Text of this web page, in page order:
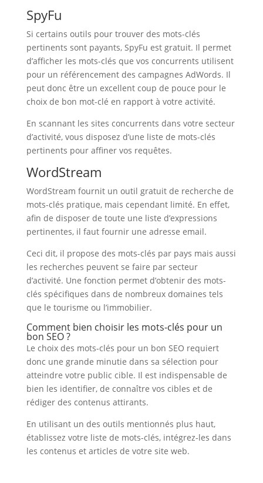
SpyFu
Si certains outils pour trouver des mots-clés
pertinents sont payants, SpyFu est gratuit. Il permet
d’afficher les mots-clés que vos concurrents utilisent
pour un référencement des campagnes AdWords. Il
peut donc être un excellent coup de pouce pour le
choix de bon mot-clé en rapport à votre activité.
En scannant les sites concurrents dans votre secteur
d’activité, vous disposez d’une liste de mots-clés
pertinents pour affiner vos requêtes.
WordStream
WordStream fournit un outil gratuit de recherche de
mots-clés pratique, mais cependant limité. En effet,
afin de disposer de toute une liste d’expressions
pertinentes, il faut fournir une adresse email.
Ceci dit, il propose des mots-clés par pays mais aussi
les recherches peuvent se faire par secteur
d’activité. Une fonction permet d’obtenir des mots-
clés spécifiques dans de nombreux domaines tels
que le tourisme ou l’immobilier.
Comment bien choisir les mots-clés pour un
bon SEO ?
Le choix des mots-clés pour un bon SEO requiert
donc une grande minutie dans sa sélection pour
atteindre votre public cible. Il est indispensable de
bien les identifier, de connaître vos cibles et de
rédiger des contenus attirants.
En utilisant un des outils mentionnés plus haut,
établissez votre liste de mots-clés, intégrez-les dans
les contenus et articles de votre site web.